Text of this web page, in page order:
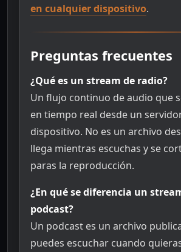
en cualquier dispositivo.
Preguntas frecuentes
¿Qué es un stream de radio?
Un flujo continuo de audio que
en tiempo real desde un
dispositivo. No es un archivo
llega mientras escuchas y se
paras la reproducción.
¿En qué se diferencia un
podcast?
Un podcast es un archivo
puedes escuchar cuando